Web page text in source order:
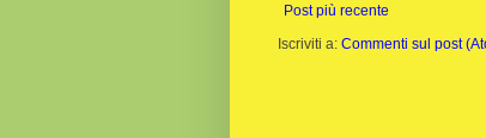
Post più recente
Iscriviti a: Commenti sul post